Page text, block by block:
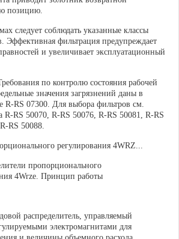
позицию.
следует соблюдать указанные классы
Эффективная фильтрация предупреждает
и увеличивает эксплуатационный
по контролю состояния рабочей
значения загрязнений даны в
R-RS 07300. Для выбора фильтров см.
R-RS 50070, R-RS 50076, R-RS 50081, R-RS
RS 50088.
регулирования 4WRZ...
распределитель, управляемый
электромагнитами для